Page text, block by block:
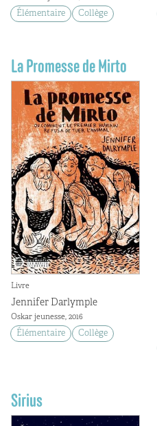
Élémentaire Collège
La Promesse de Mirto
Livre
Jennifer Darlymple
Oskar jeunesse, 2016
Élémentaire Collège
Sirius